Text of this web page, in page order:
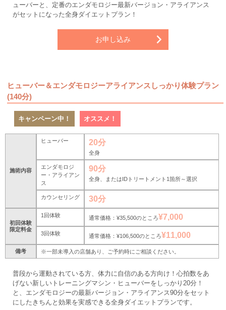
ューバーと、定番のエンダモロジー最新バージョン・アライアンス
がセットになった全身ダイエットプラン！
お申し込み
ヒューバー＆エンダモロジーアライアンスしっかり体験プラン
(140分)
キャンペーン中！ オススメ！
施術内容
ヒューバー 20分
全身
エンダモロジ
ー・アライアン
ス
90分
全身、またはIDトリートメント1箇所～選択
カウンセリング 30分
初回体験
限定料金
1回体験 通常価格：¥35,500のところ¥7,000
3回体験 通常価格：¥106,500のところ¥11,000
備考 ※一部未導入の店舗あり、ご予約時にご相談ください。
普段から運動されている方、体力に自信のある方向け！心拍数をあ
げない新しいトレーニングマシン・ヒューバーをしっかり20分！
と、エンダモロジーの最新バージョン・アライアンス90分をセット
にしたきちんと効果を実感できる全身ダイエットプランです。